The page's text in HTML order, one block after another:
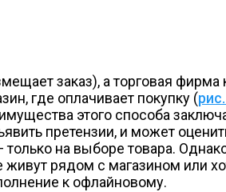
заказ), а торговая
где оплачивает покупку (
этого способа
претензии, и может
на выборе товара.
рядом с магазином или
к офлайновому.